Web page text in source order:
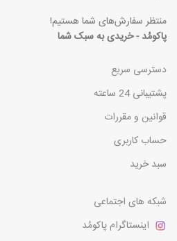
منتظر سفارش‌های شما هستیم!
پاکومُد - خریدی به سبک شما
دسترسی سریع
پشتیبانی 24 ساعته
قوانین و مقررات
حساب کاربری
سبد خرید
شبکه های اجتماعی
اینستاگرام پاکومُد